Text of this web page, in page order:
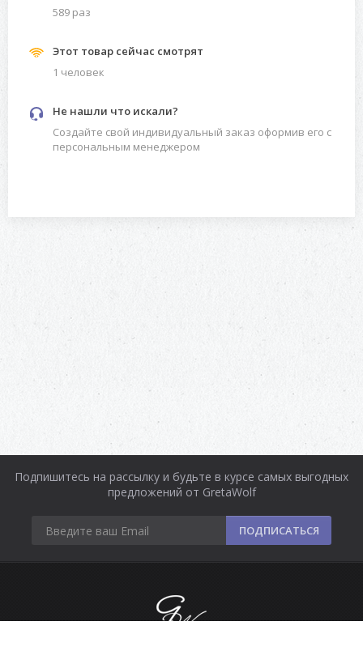
589 раз
Этот товар сейчас смотрят
1 человек
Не нашли что искали?
Создайте свой индивидуальный заказ оформив его с
персональным менеджером
Подпишитесь на рассылку и будьте в курсе самых выгодных
предложений от GretaWolf
ПОДПИСАТЬСЯ